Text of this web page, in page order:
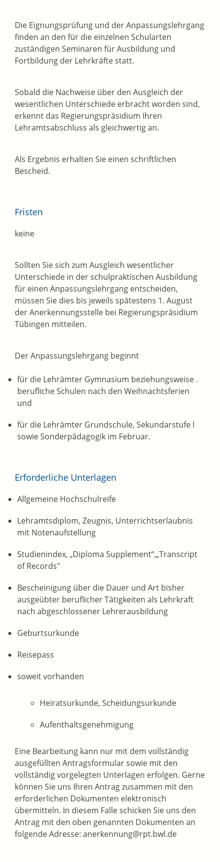
Die Eignungsprüfung und der Anpassungslehrgang
finden an den für die einzelnen Schularten
zuständigen Seminaren für Ausbildung und
Fortbildung der Lehrkräfte statt.
Sobald die Nachweise über den Ausgleich der
wesentlichen Unterschiede erbracht worden sind,
erkennt das Regierungspräsidium Ihren
Lehramtsabschluss als gleichwertig an.
Als Ergebnis erhalten Sie einen schriftlichen
Bescheid.
Fristen
keine
Sollten Sie sich zum Ausgleich wesentlicher
Unterschiede in der schulpraktischen Ausbildung
für einen Anpassungslehrgang entscheiden,
müssen Sie dies bis jeweils spätestens 1. August
der Anerkennungsstelle bei Regierungspräsidium
Tübingen mitteilen.
Der Anpassungslehrgang beginnt
für die Lehrämter Gymnasium beziehungsweise .
berufliche Schulen nach den Weihnachtsferien
und
für die Lehrämter Grundschule, Sekundarstufe I
sowie Sonderpädagogik im Februar.
Erforderliche Unterlagen
Allgemeine Hochschulreife
Lehramtsdiplom, Zeugnis, Unterrichtserlaubnis
mit Notenaufstellung
Studienindex, „Diploma Supplement“,„Transcript
of Records"
Bescheinigung über die Dauer und Art bisher
ausgeübter beruflicher Tätigkeiten als Lehrkraft
nach abgeschlossener Lehrerausbildung
Geburtsurkunde
Reisepass
soweit vorhanden
Heiratsurkunde, Scheidungsurkunde
Aufenthaltsgenehmigung
Eine Bearbeitung kann nur mit dem vollständig
ausgefüllten Antragsformular sowie mit den
vollständig vorgelegten Unterlagen erfolgen. Gerne
können Sie uns Ihren Antrag zusammen mit den
erforderlichen Dokumenten elektronisch
übermitteln. In diesem Falle schicken Sie uns den
Antrag mit den oben genannten Dokumenten an
folgende Adresse: anerkennung@rpt.bwl.de